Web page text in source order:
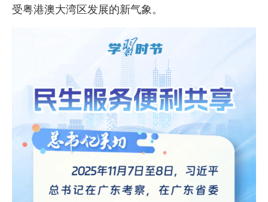
受粤港澳大湾区发展的新气象。